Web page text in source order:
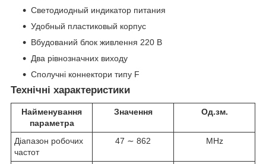
Светодиодный индикатор питания
Удобный пластиковый корпус
Вбудований блок живлення 220 В
Два рівнозначних виходу
Сполучні коннектори типу F
Технічні характеристики
Найменування
параметра
Значення Од.зм.
Діапазон робочих
частот
47 ∼ 862 MHz